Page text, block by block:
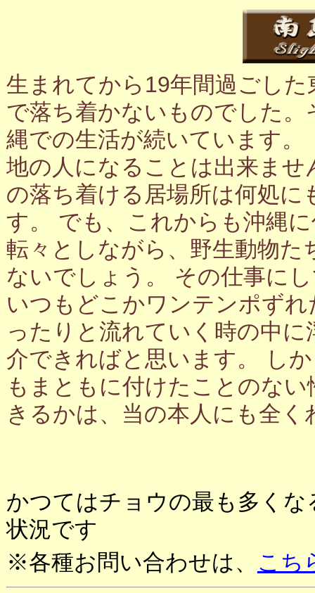
生まれてから19年間過ごし
で落ち着かないものでした
縄での生活が続いています
地の人になることは出来ま
の落ち着ける居場所は何処
す。 でも、これからも沖縄
転々としながら、野生動物
ないでしょう。 その仕事に
いつもどこかワンテンポず
ったりと流れていく時の中
介できればと思います。 し
もまともに付けたことのな
きるかは、当の本人にも全く
かつてはチョウの最も多く
状況です
※各種お問い合わせは、 こち